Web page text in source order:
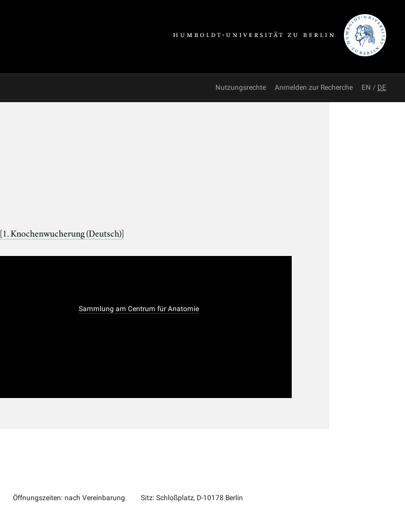
Nutzungsrechte Anmelden zur Recherche EN / DE
[1. Knochenwucherung (Deutsch)]
Sammlung am Centrum für Anatomie
Öffnungszeiten: nach Vereinbarung Sitz: Schloßplatz, D-10178 Berlin